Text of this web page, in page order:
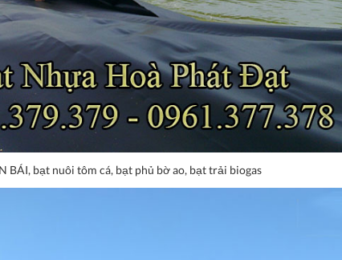
BÁI, bạt nuôi tôm cá, bạt phủ bờ ao, bạt trải biogas